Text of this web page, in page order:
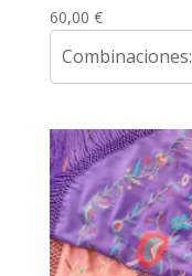
60,00 €
Combinaciones: